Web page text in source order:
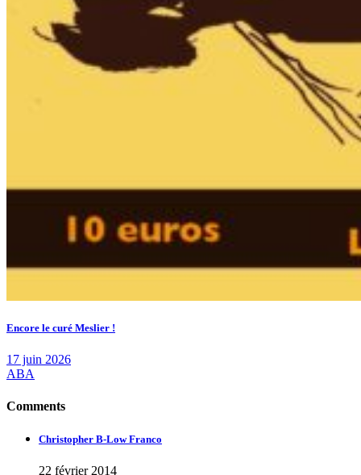
Encore le curé Meslier !
17 juin 2026
ABA
Comments
Christopher B-Low Franco
22 février 2014